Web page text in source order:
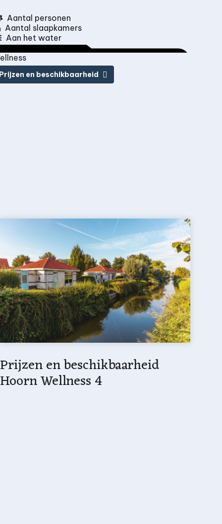
Aantal personen
Aantal slaapkamers
Aan het water
en beschikbaarheid
Prijzen en beschikbaarheid
Hoorn Wellness 4